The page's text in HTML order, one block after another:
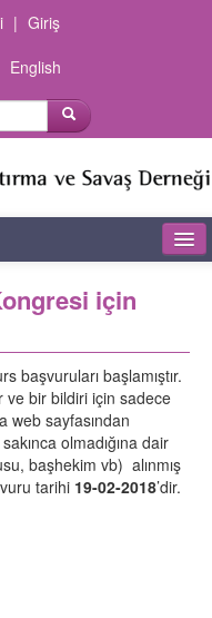
| Giriş
English
için
başvuruları başlamıştır.
ve bir bildiri için sadece
web sayfasından
olmadığına dair
başhekim vb) alınmış
tarihi 19-02-2018’dir.